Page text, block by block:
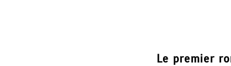
Le premier